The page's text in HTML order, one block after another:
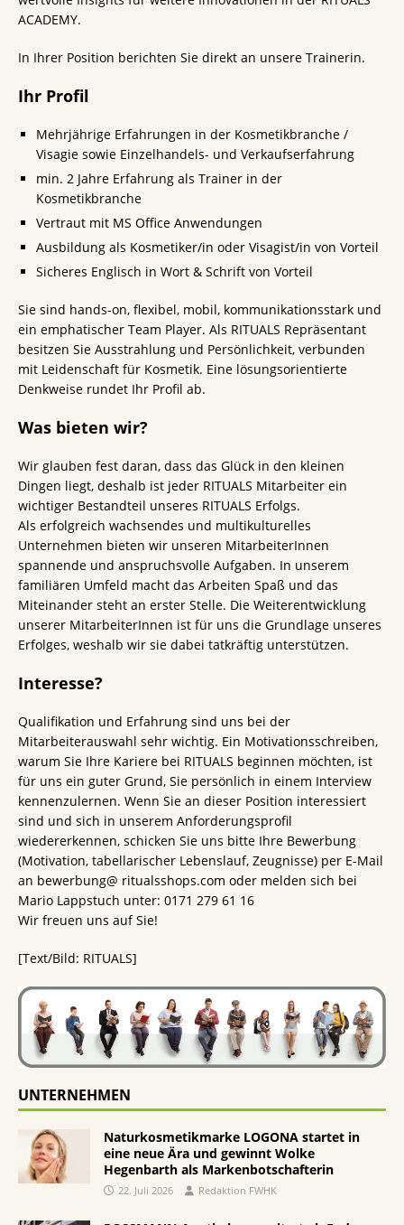
ACADEMY.
In Ihrer Position berichten Sie direkt an unsere Trainerin.
Ihr Profil
Mehrjährige Erfahrungen in der Kosmetikbranche /
Visagie sowie Einzelhandels- und Verkaufserfahrung
min. 2 Jahre Erfahrung als Trainer in der
Kosmetikbranche
Vertraut mit MS Office Anwendungen
Ausbildung als Kosmetiker/in oder Visagist/in von Vorteil
Sicheres Englisch in Wort & Schrift von Vorteil
Sie sind hands-on, flexibel, mobil, kommunikationsstark und
ein emphatischer Team Player. Als RITUALS Repräsentant
besitzen Sie Ausstrahlung und Persönlichkeit, verbunden
mit Leidenschaft für Kosmetik. Eine lösungsorientierte
Denkweise rundet Ihr Profil ab.
Was bieten wir?
Wir glauben fest daran, dass das Glück in den kleinen
Dingen liegt, deshalb ist jeder RITUALS Mitarbeiter ein
wichtiger Bestandteil unseres RITUALS Erfolgs.
Als erfolgreich wachsendes und multikulturelles
Unternehmen bieten wir unseren MitarbeiterInnen
spannende und anspruchsvolle Aufgaben. In unserem
familiären Umfeld macht das Arbeiten Spaß und das
Miteinander steht an erster Stelle. Die Weiterentwicklung
unserer MitarbeiterInnen ist für uns die Grundlage unseres
Erfolges, weshalb wir sie dabei tatkräftig unterstützen.
Interesse?
Qualifikation und Erfahrung sind uns bei der
Mitarbeiterauswahl sehr wichtig. Ein Motivationsschreiben,
warum Sie Ihre Kariere bei RITUALS beginnen möchten, ist
für uns ein guter Grund, Sie persönlich in einem Interview
kennenzulernen. Wenn Sie an dieser Position interessiert
sind und sich in unserem Anforderungsprofil
wiedererkennen, schicken Sie uns bitte Ihre Bewerbung
(Motivation, tabellarischer Lebenslauf, Zeugnisse) per E-Mail
an bewerbung@ ritualsshops.com oder melden sich bei
Mario Lappstuch unter: 0171 279 61 16
Wir freuen uns auf Sie!
[Text/Bild: RITUALS]
UNTERNEHMEN
Naturkosmetikmarke LOGONA startet in
eine neue Ära und gewinnt Wolke
Hegenbarth als Markenbotschafterin
22. Juli 2026 Redaktion FWHK